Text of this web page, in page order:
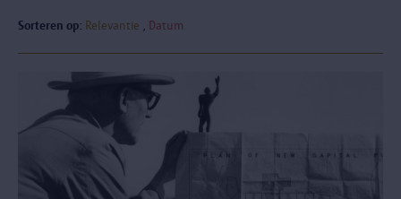
Sorteren op: Relevantie Datum